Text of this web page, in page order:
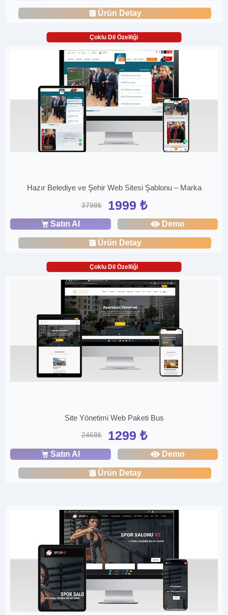
Ürün Detay
Çoklu Dil Özelliği
Hazır Belediye ve Şehir Web Sitesi Şablonu – Marka
3798₺ 1999 ₺
Satın Al Demo
Ürün Detay
Çoklu Dil Özelliği
Site Yönetimi Web Paketi Bus
2468₺ 1299 ₺
Satın Al Demo
Ürün Detay